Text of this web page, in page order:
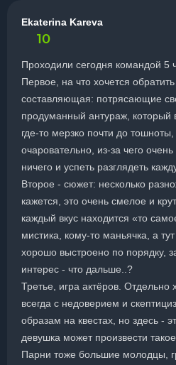
Ekaterina Kareva
10
Проходили сегодня командой 5
Первое, на что хочется
составляющая: потрясающие
продуманный антураж, который
где-то мерзко почти до
очаровательно, из-за чего
ничего и успеть разглядеть
Второе - сюжет: несколько
кажется, это очень смелое и
каждый вкус находится «то
мистика, кому-то маньячка, а
хорошо выстроено по порядку,
интерес - что дальше..?
Третье, игра актёров. Отдельно
всегда с недоверием и
образам на квестах, но здесь -
девушка может произвести
Парни тоже большие молодцы,